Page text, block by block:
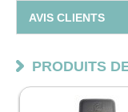
AVIS CLIENTS
PRODUITS